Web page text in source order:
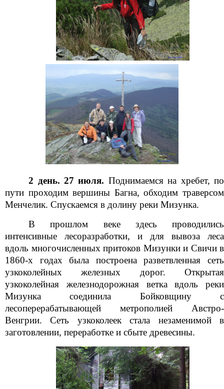
2 день. 27 июля. Поднимаемся на хребет, по
пути проходим вершины Багна, обходим траверсом
Менчелик. Спускаемся в долину реки Мизунка.
В прошлом веке здесь проводились
интенсивные лесоразработки, и для вывоза леса
вдоль многочисленных притоков Мизунки и Свичи в
1860-х годах была построена разветвленная сеть
узкоколейных железных дорог. Открытая
узкоколейная железнодорожная ветка вдоль реки
Мизунка соединила Бойковщину с
лесоперерабатывающей метрополией Австро-
Венгрии. Сеть узкоколеек стала незаменимой в
заготовлении, переработке и сбыте древесины.